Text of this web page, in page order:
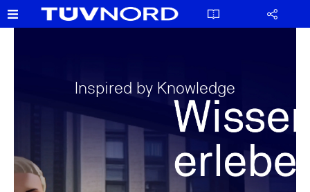
Inspired by Knowledge